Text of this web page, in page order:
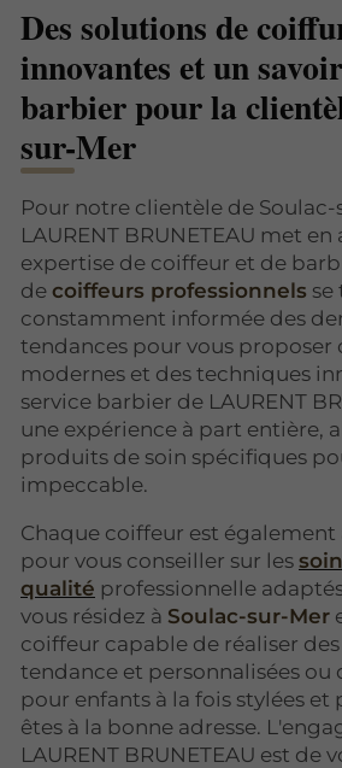
Des solutions de
innovantes et un
barbier pour la
sur-Mer
Pour notre clientèle de Soulac-
LAURENT BRUNETEAU met en
expertise de coiffeur et de
de coiffeurs professionnels se
constamment informée des
tendances pour vous proposer
modernes et des techniques
service barbier de LAURENT
une expérience à part entière,
produits de soin spécifiques
impeccable.
Chaque coiffeur est également
pour vous conseiller sur les
qualité professionnelle
vous résidez à Soulac-sur-Mer
coiffeur capable de réaliser
tendance et personnalisées ou
pour enfants à la fois stylées et
êtes à la bonne adresse.
LAURENT BRUNETEAU est de